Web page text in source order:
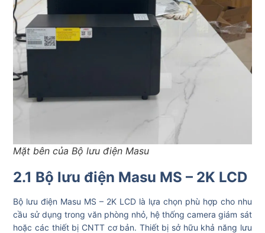
Mặt bên của Bộ lưu điện Masu
2.1 Bộ lưu điện Masu MS – 2K LCD
Bộ lưu điện Masu MS – 2K LCD là lựa chọn phù hợp cho nhu
cầu sử dụng trong văn phòng nhỏ, hệ thống camera giám sát
hoặc các thiết bị CNTT cơ bản. Thiết bị sở hữu khả năng lưu